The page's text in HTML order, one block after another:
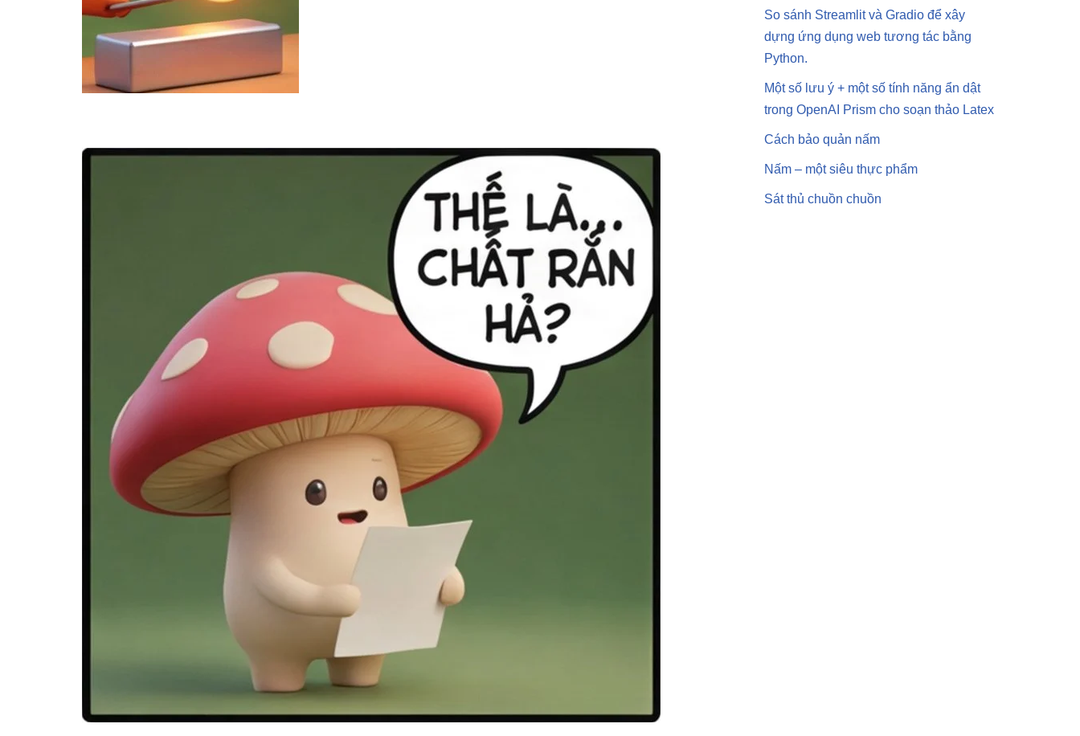
So sánh Streamlit và Gradio để xây
dựng ứng dụng web tương tác bằng
Python.
Một số lưu ý + một số tính năng ẩn dật
trong OpenAI Prism cho soạn thảo Latex
Cách bảo quản nấm
Nấm – một siêu thực phẩm
Sát thủ chuồn chuồn